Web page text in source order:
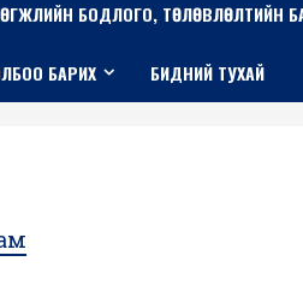
БОДЛОГО, ТӨЛӨВЛӨЛТИЙН
БАРИХ БИДНИЙ ТУХАЙ